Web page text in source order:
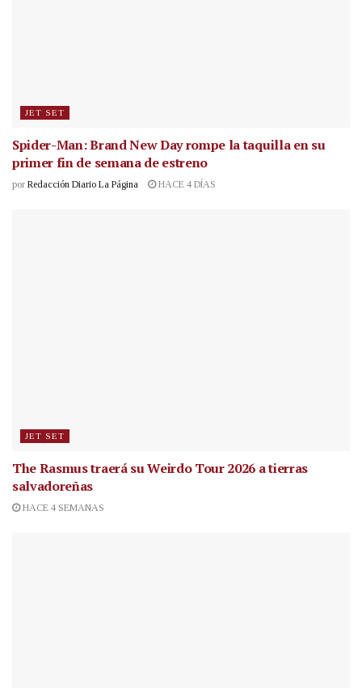
JET SET
Spider-Man: Brand New Day rompe la taquilla en su
primer fin de semana de estreno
por Redacción Diario La Página HACE 4 DÍAS
JET SET
The Rasmus traerá su Weirdo Tour 2026 a tierras
salvadoreñas
HACE 4 SEMANAS